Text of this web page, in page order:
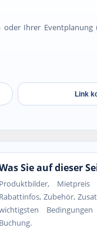
Ihrer Eventplanung
Link
Sie auf dieser
Produktbilder,
Rabattinfos, Zubehör,
Buchung.